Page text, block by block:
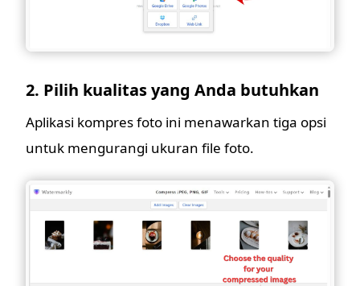
2. Pilih kualitas yang Anda butuhkan
Aplikasi kompres foto ini menawarkan tiga opsi
untuk mengurangi ukuran file foto.